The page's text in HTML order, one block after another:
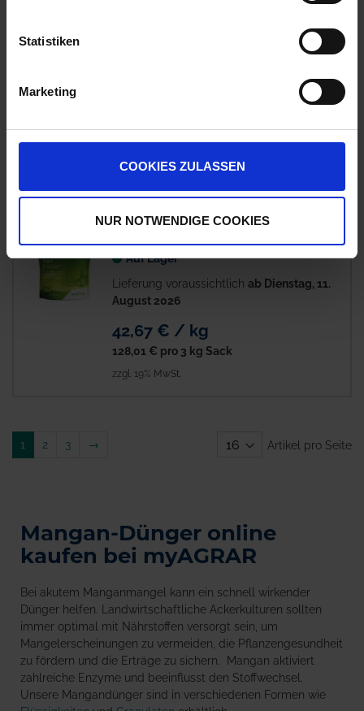
Statistiken
Marketing
COOKIES ZULASSEN
NUR NOTWENDIGE COOKIES
10
ab Dienstag, 11.
36,40 € / kg
Auf Lager
Lieferung voraussichtlich ab Dienstag, 11.
August 2026
42,67 € / kg
128,01 € pro 3 kg Sack
zzgl. 19% MwSt.
1 2 3 Weiter
→ Artikel pro Seite
Mangan-Dünger online
kaufen bei myAGRAR
Bei akutem Manganmangel kann ein schnell wirkender
Dünger helfen. Landwirtschaftliche Ackerkulturen sollten
immer optimal mit Nährstoffen versorgt sein, um
Mangelerscheinungen zu vermeiden, die Pflanzengesundheit
zu fördern und die Erträge zu sichern. Mangan aktiviert
zahlreiche Enzyme und beeinflusst den Stoffwechsel.
Unsere Mangandünger sind in verschiedenen Formen wie